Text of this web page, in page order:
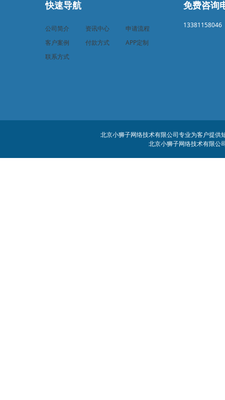
快速导航
公司简介 资讯中心
申请流程
客户案例
付款方式
APP定制
联系方式
免费咨询
13381158046
北京小狮子网络技术有限公司专业为客户提
北京小狮子网络技术有限公